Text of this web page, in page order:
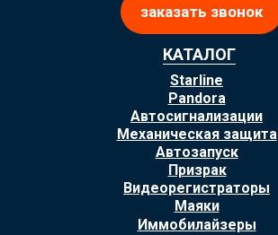
КАТАЛОГ
заказать звонок
Автосигнализации
Автозапуск
Starline
Механическая защита
Маяки
Иммобилайзеры
Pandora
Призрак
Видеорегистраторы